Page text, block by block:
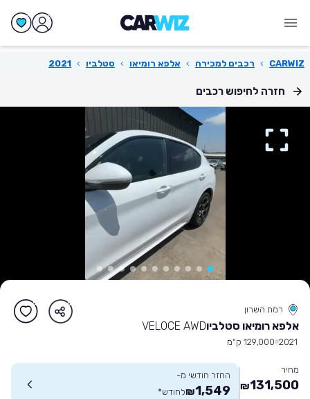
CARWIZ
› רכבים למכירה › אלפא רומיאו › סטלביו ›
2021
חזרה לחיפוש רכבים
רמת השרון
אלפא רומיאו סטלביוVELOCE AWD
2021 129,000 ק״מ
מחיר
131,500
₪
החזר חודשי מ-
1,549
₪לחודש*